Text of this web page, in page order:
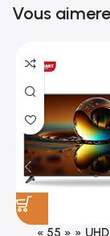
Vous
« 55 » »